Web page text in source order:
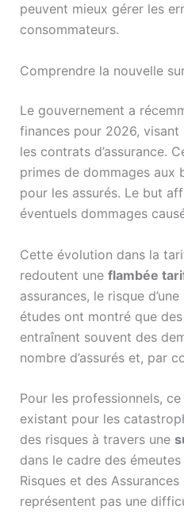
peuvent mieux gérer les
consommateurs.
Comprendre la nouvelle
Le gouvernement a
finances pour 2026,
les contrats d’assurance.
primes de dommages aux
pour les assurés. Le but
éventuels dommages
Cette évolution dans la
redoutent une flambée
assurances, le risque
études ont montré que
entraînent souvent des
nombre d’assurés et, par
Pour les professionnels,
existant pour les
des risques à travers une
dans le cadre des
Risques et des
représentent pas une